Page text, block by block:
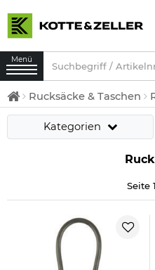
Menü
Rucksäcke & Taschen
Kategorien
Seite